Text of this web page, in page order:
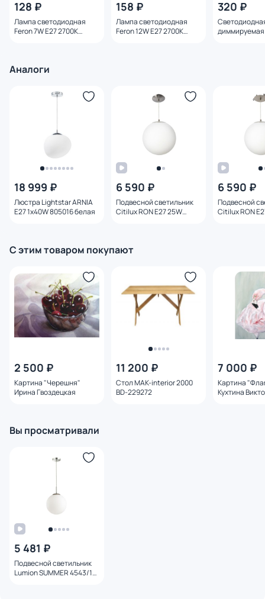
128 ₽
Лампа светодиодная
Feron 7W E27 2700K
158 ₽
Лампа светодиодная
Feron 12W E27 2700K
320 ₽
Аналоги
18 999 ₽
Люстра Lightstar ARNIA
E27 1х40W 805016 белая
6 590 ₽
Подвесной светильник
Citilux RON E27 25W
6 590 ₽
Подвесной
Citilux RON
С этим товаром покупают
2 500 ₽
Картина "Черешня"
Ирина Гвоздецкая
11 200 ₽
Стол MAK-interior 2000
BD-229272
7 000 ₽
Картина
Кухтина
Вы просматривали
5 481 ₽
Подвесной светильник
Lumion SUMMER 4543/1